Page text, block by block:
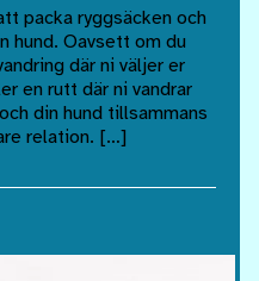
packa ryggsäcken och
hund. Oavsett om du
där ni väljer er
en rutt där ni vandrar
din hund tillsammans
relation. […]